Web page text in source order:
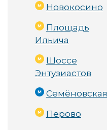
Новокосино
Площадь
Ильича
Шоссе
Энтузиастов
Семёновская
Перово